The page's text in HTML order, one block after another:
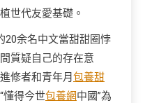
世代友愛基礎。
20余名中文當甜甜圈悖
質疑自己的存在意
修者和青年月包養甜
懂得今世包養網中國”為